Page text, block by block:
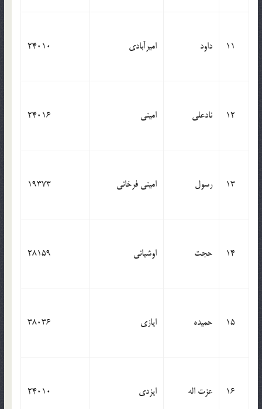
11 داود امیرآبادی 24010
12 نادعلی امینی 24016
13 رسول امینی فرخانی 19373
14 حجت اوشیانی 28159
15 حمیده ایازی 38036
16 عزت اله ایزدی 24010